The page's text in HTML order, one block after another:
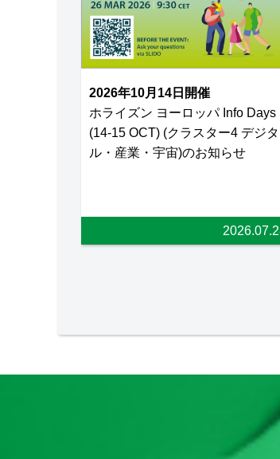
2026年10月14日開催
ホライズン ヨーロッパ Info Days
(14-15 OCT) (クラスター4 デジタ
ル・産業・宇宙)のお知らせ